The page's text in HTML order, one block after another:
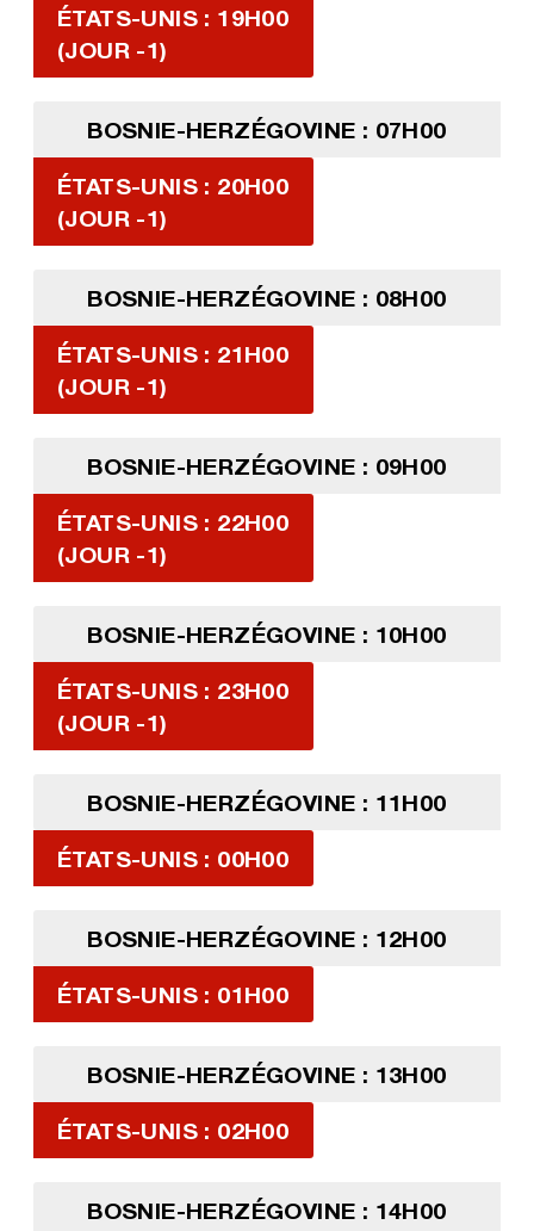
ÉTATS-UNIS : 19H00
(JOUR -1)
BOSNIE-HERZÉGOVINE : 07H00
ÉTATS-UNIS : 20H00
(JOUR -1)
BOSNIE-HERZÉGOVINE : 08H00
ÉTATS-UNIS : 21H00
(JOUR -1)
BOSNIE-HERZÉGOVINE : 09H00
ÉTATS-UNIS : 22H00
(JOUR -1)
BOSNIE-HERZÉGOVINE : 10H00
ÉTATS-UNIS : 23H00
(JOUR -1)
BOSNIE-HERZÉGOVINE : 11H00
ÉTATS-UNIS : 00H00
BOSNIE-HERZÉGOVINE : 12H00
ÉTATS-UNIS : 01H00
BOSNIE-HERZÉGOVINE : 13H00
ÉTATS-UNIS : 02H00
BOSNIE-HERZÉGOVINE : 14H00